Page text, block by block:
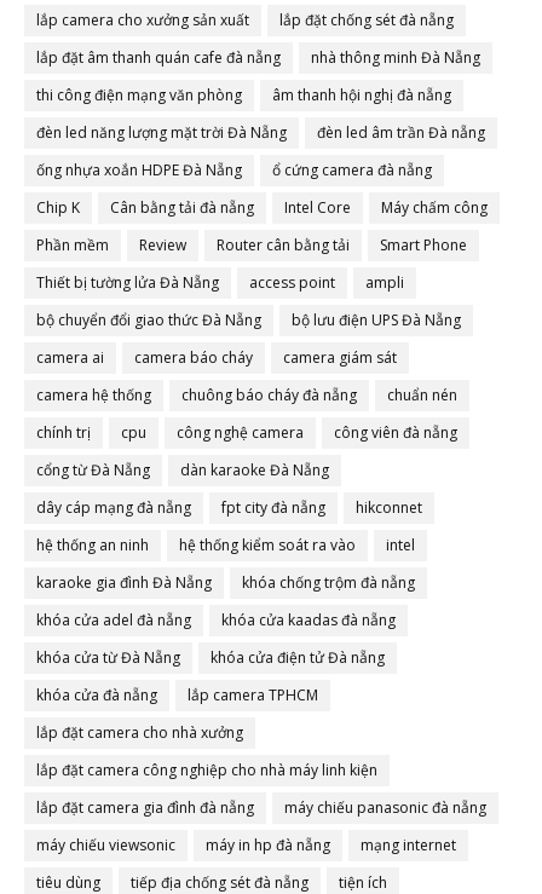
lắp camera cho xưởng sản xuất
lắp đặt chống sét đà nẵng
lắp đặt âm thanh quán cafe đà nẵng
nhà thông minh Đà Nẵng
thi công điện mạng văn phòng
âm thanh hội nghị đà nẵng
đèn led năng lượng mặt trời Đà Nẵng
đèn led âm trần Đà nẵng
ống nhựa xoắn HDPE Đà Nẵng
ổ cứng camera đà nẵng
Chip K
Cân bằng tải đà nẵng Intel Core
Máy chấm công
Phần mềm
Review Router cân bằng tải
Smart Phone
Thiết bị tường lửa Đà Nẵng
access point
ampli
bộ chuyển đổi giao thức Đà Nẵng
bộ lưu điện UPS Đà Nẵng
camera ai
camera báo cháy
camera giám sát
camera hệ thống
chuông báo cháy đà nẵng
chuẩn nén
chính trị
cpu công nghệ camera
công viên đà nẵng
cổng từ Đà Nẵng
dàn karaoke Đà Nẵng
dây cáp mạng đà nẵng
fpt city đà nẵng
hikconnet
hệ thống an ninh
hệ thống kiểm soát ra vào
intel
karaoke gia đình Đà Nẵng
khóa chống trộm đà nẵng
khóa cửa adel đà nẵng
khóa cửa kaadas đà nẵng
khóa cửa từ Đà Nẵng
khóa cửa điện tử Đà nẵng
khóa cửa đà nẵng
lắp camera TPHCM
lắp đặt camera cho nhà xưởng
lắp đặt camera công nghiệp cho nhà máy linh kiện
lắp đặt camera gia đình đà nẵng
máy chiếu panasonic đà nẵng
máy chiếu viewsonic
máy in hp đà nẵng
mạng internet
tiêu dùng
tiếp địa chống sét đà nẵng
tiện ích